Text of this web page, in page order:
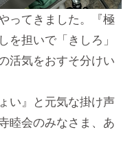
ってきました。『極
を担いで「きしろ」
活気をおすそ分けい
い』と元気な掛け声
睦会のみなさま、あ